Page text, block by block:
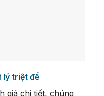
lý triệt để
giá chi tiết, chúng